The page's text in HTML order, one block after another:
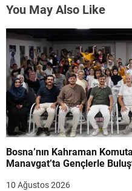
You May Also Like
Bosna’nın Kahraman
Manavgat’ta Gençlerle
10 Ağustos 2026